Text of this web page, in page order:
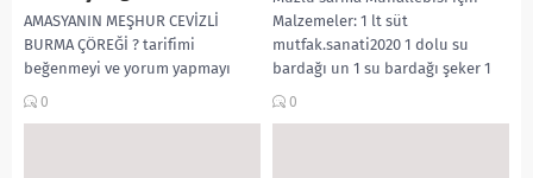
AMASYANIN MEŞHUR CEVİZLİ
BURMA ÇÖREĞİ ? tarifimi
beğenmeyi ve yorum yapmayı
unutmayın lütfen ? Malzemeler 1
0
Malzemeler: 1 lt süt
mutfak.sanati2020 1 dolu su
bardağı un 1 su bardağı şeker 1
paket...
0